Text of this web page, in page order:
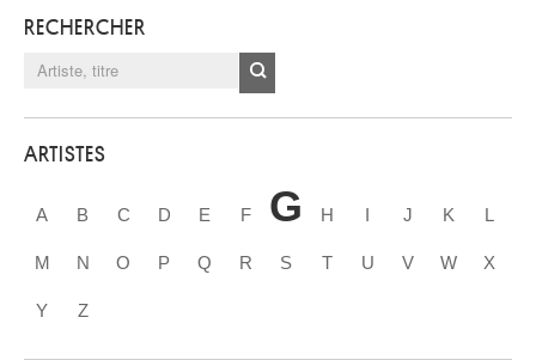
RECHERCHER
ARTISTES
A B C D E F G H I J K L
M N O P Q R S T U V W X
Y Z